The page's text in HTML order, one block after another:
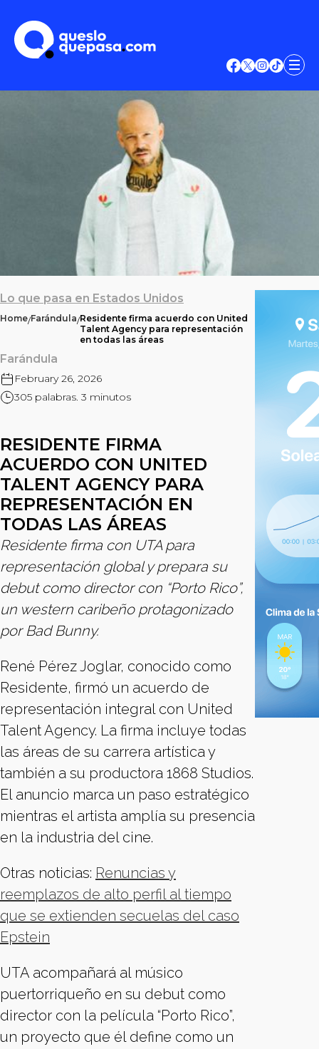
Lo que pasa en Estados Unidos
Home/Farándula/Residente firma acuerdo con United
Talent Agency para representación
en todas las áreas
Farándula
February 26, 2026
305 palabras. 3 minutos
RESIDENTE FIRMA
ACUERDO CON UNITED
TALENT AGENCY PARA
REPRESENTACIÓN EN
TODAS LAS ÁREAS
Residente firma con UTA para
representación global y prepara su
debut como director con “Porto Rico”,
un western caribeño protagonizado
por Bad Bunny.
René Pérez Joglar, conocido como
Residente, firmó un acuerdo de
representación integral con United
Talent Agency. La firma incluye todas
las áreas de su carrera artística y
también a su productora 1868 Studios.
El anuncio marca un paso estratégico
mientras el artista amplía su presencia
en la industria del cine.
Otras noticias: Renuncias y
reemplazos de alto perfil al tiempo
que se extienden secuelas del caso
Epstein
UTA acompañará al músico
puertorriqueño en su debut como
director con la película “Porto Rico”,
un proyecto que él define como un